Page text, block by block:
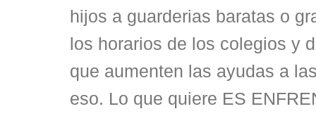
hijos a guarderias baratas o
los horarios de los colegios y
que aumenten las ayudas a
eso. Lo que quiere ES